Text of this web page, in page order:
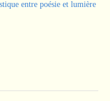
entre poésie et lumière